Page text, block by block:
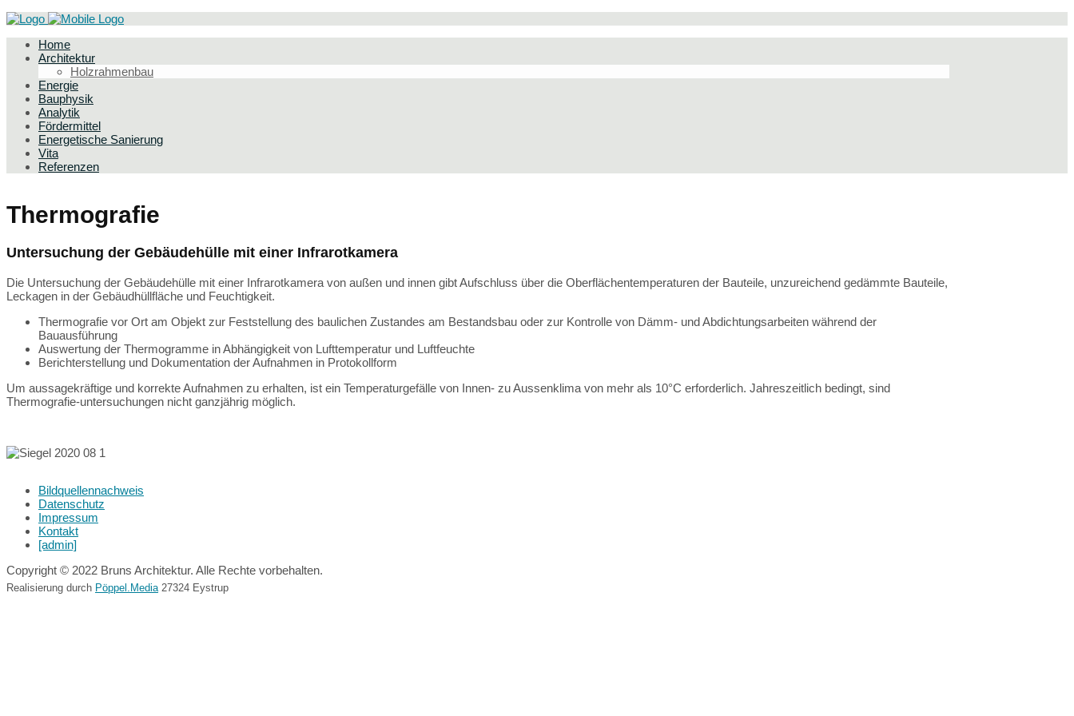
Home
Architektur
Holzrahmenbau
Energie
Bauphysik
Analytik
Fördermittel
Energetische Sanierung
Vita
Referenzen
Thermografie
Untersuchung der Gebäudehülle mit einer Infrarotkamera
Die Untersuchung der Gebäudehülle mit einer Infrarotkamera von außen und innen gibt Aufschluss über die Oberflächentemperaturen der Bauteile, unzureichend gedämmte Bauteile,
Leckagen in der Gebäudhüllfläche und Feuchtigkeit.
Thermografie vor Ort am Objekt zur Feststellung des baulichen Zustandes am Bestandsbau oder zur Kontrolle von Dämm- und Abdichtungsarbeiten während der
Bauausführung
Auswertung der Thermogramme in Abhängigkeit von Lufttemperatur und Luftfeuchte
Berichterstellung und Dokumentation der Aufnahmen in Protokollform
Um aussagekräftige und korrekte Aufnahmen zu erhalten, ist ein Temperaturgefälle von Innen- zu Aussenklima von mehr als 10°C erforderlich. Jahreszeitlich bedingt, sind
Thermografie-untersuchungen nicht ganzjährig möglich.
Bildquellennachweis
Datenschutz
Impressum
Kontakt
[admin]
Copyright © 2022 Bruns Architektur. Alle Rechte vorbehalten.
Realisierung durch Pöppel.Media 27324 Eystrup